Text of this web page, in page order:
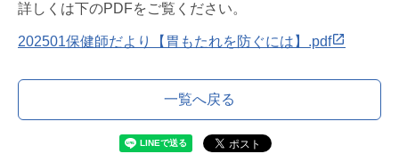
詳しくは下のPDFをご覧ください。
202501保健師だより【胃もたれを防ぐには】.pdf
一覧へ戻る